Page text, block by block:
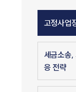
고정사업
세금소송
응 전략